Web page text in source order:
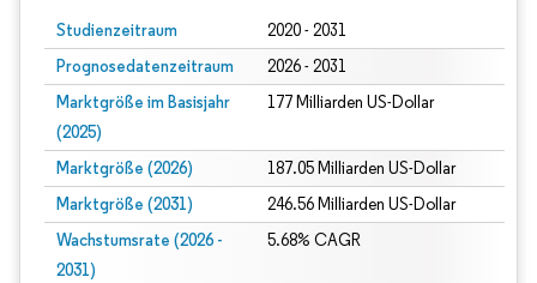
Studienzeitraum 2020 - 2031
Prognosedatenzeitraum 2026 - 2031
Marktgröße im Basisjahr
(2025)
177 Milliarden US-Dollar
Marktgröße (2026) 187.05 Milliarden US-Dollar
Marktgröße (2031) 246.56 Milliarden US-Dollar
Wachstumsrate (2026 -
2031)
5.68% CAGR